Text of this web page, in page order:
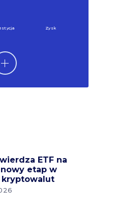
Zysk
ETF na
nowy etap w
kryptowalut